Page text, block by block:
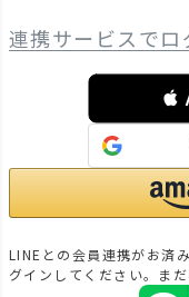
連携サービスで

LINEとの会員連携がお済
グインしてください。ま